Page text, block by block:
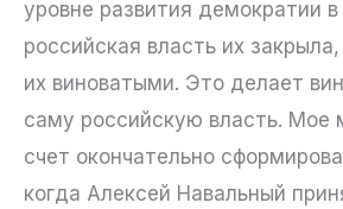
уровне развития демократии
российская власть их
их виноватыми. Это делает
саму российскую власть. Мое
счет окончательно
когда Алексей Навальный